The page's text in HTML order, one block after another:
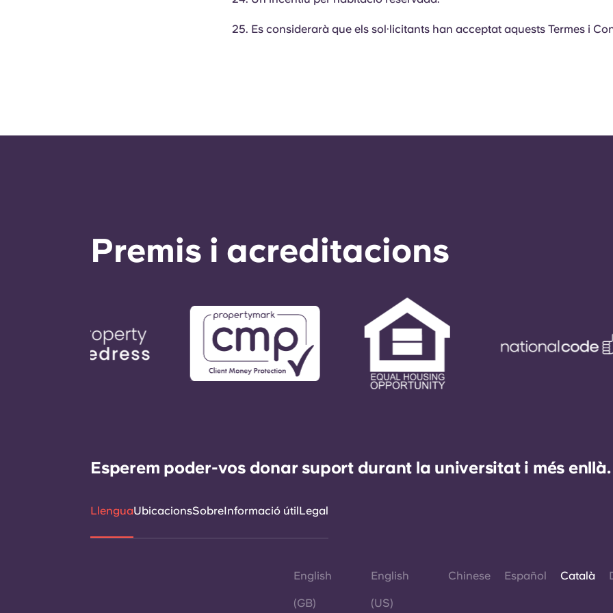
Es considerarà que els sol·licitants han acceptat aquests Termes i
Premis i acreditacions
Esperem poder-vos donar suport durant la universitat i més enllà.
LlenguaUbicacionsSobreInformació útilLegal
English
(GB)
English
(US)
Chinese Español Català